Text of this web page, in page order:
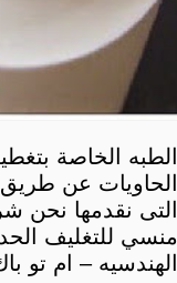
الطبه الخاصة
الحاويات عن
التى نقدمها نحن
منسي للتغليف
الهندسيه – ام تو